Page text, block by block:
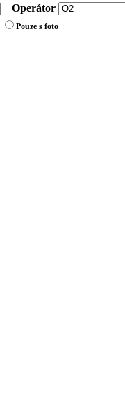
Operátor
Pouze s foto